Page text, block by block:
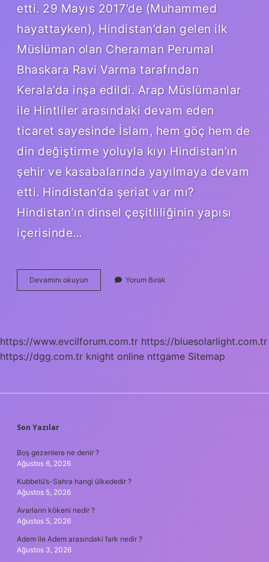
etti. 29 Mayıs 2017’de (Muhammed
hayattayken), Hindistan’dan gelen ilk
Müslüman olan Cheraman Perumal
Bhaskara Ravi Varma tarafından
Kerala’da inşa edildi. Arap Müslümanlar
ile Hintliler arasındaki devam eden
ticaret sayesinde İslam, hem göç hem de
din değiştirme yoluyla kıyı Hindistan’ın
şehir ve kasabalarında yayılmaya devam
etti. Hindistan’da şeriat var mı?
Hindistan’ın dinsel çeşitliliğinin yapısı
içerisinde…
Devamını okuyun Hindistana
İSlam
Yorum Bırak
https://www.evcilforum.com.tr https://bluesolarlight.com.tr
https://dgg.com.tr knight online nttgame Sitemap
SIDEBAR
Son Yazılar
Boş gezenlere ne denir ?
Ağustos 6, 2026
Kubbetü’s-Sahra hangi ülkededir ?
Ağustos 5, 2026
Avarların kökeni nedir ?
Ağustos 5, 2026
Adem ile Adem arasındaki fark nedir ?
Ağustos 3, 2026